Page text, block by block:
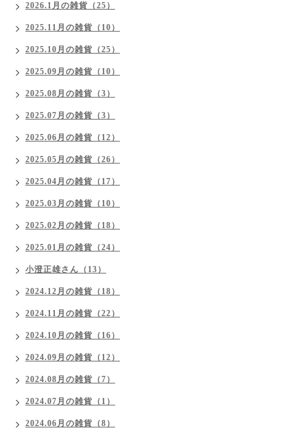
2026.1月の雑貨（25）
2025.11月の雑貨（10）
2025.10月の雑貨（25）
2025.09月の雑貨（10）
2025.08月の雑貨（3）
2025.07月の雑貨（3）
2025.06月の雑貨（12）
2025.05月の雑貨（26）
2025.04月の雑貨（17）
2025.03月の雑貨（10）
2025.02月の雑貨（18）
2025.01月の雑貨（24）
小澄正雄さん（13）
2024.12月の雑貨（18）
2024.11月の雑貨（22）
2024.10月の雑貨（16）
2024.09月の雑貨（12）
2024.08月の雑貨（7）
2024.07月の雑貨（1）
2024.06月の雑貨（8）